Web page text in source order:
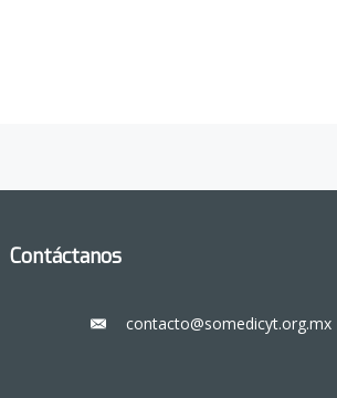
Contáctanos
___contacto@somedicyt.org.mx